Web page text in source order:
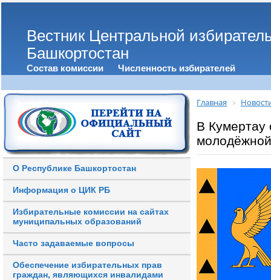
Вестник Центральной
Башкортостан
Состав комиссии Численность избирателей
О Республике Башкортостан
Информация о ЦИК РБ
Избирательные комиссии на сайтах
муниципальных образований
Часто задаваемые вопросы
Обеспечение избирательных прав
граждан, являющихся инвалидами
Главная
В Кумертау